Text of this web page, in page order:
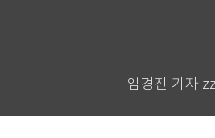
임경진 기자